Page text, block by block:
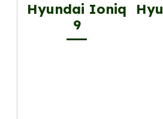
Hyundai Ioniq
9